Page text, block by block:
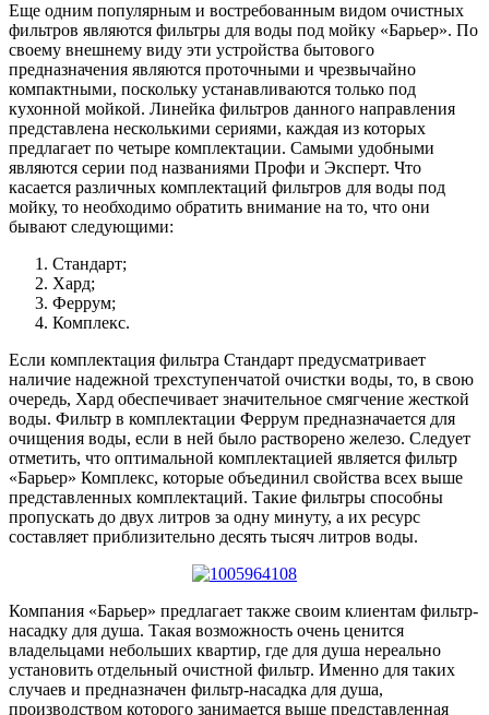
Еще одним популярным и востребованным видом очистных
фильтров являются фильтры для воды под мойку «Барьер». По
своему внешнему виду эти устройства бытового
предназначения являются проточными и чрезвычайно
компактными, поскольку устанавливаются только под
кухонной мойкой. Линейка фильтров данного направления
представлена несколькими сериями, каждая из которых
предлагает по четыре комплектации. Самыми удобными
являются серии под названиями Профи и Эксперт. Что
касается различных комплектаций фильтров для воды под
мойку, то необходимо обратить внимание на то, что они
бывают следующими:
Стандарт;
Хард;
Феррум;
Комплекс.
Если комплектация фильтра Стандарт предусматривает
наличие надежной трехступенчатой очистки воды, то, в свою
очередь, Хард обеспечивает значительное смягчение жесткой
воды. Фильтр в комплектации Феррум предназначается для
очищения воды, если в ней было растворено железо. Следует
отметить, что оптимальной комплектацией является фильтр
«Барьер» Комплекс, которые объединил свойства всех выше
представленных комплектаций. Такие фильтры способны
пропускать до двух литров за одну минуту, а их ресурс
составляет приблизительно десять тысяч литров воды.
Компания «Барьер» предлагает также своим клиентам фильтр-
насадку для душа. Такая возможность очень ценится
владельцами небольших квартир, где для душа нереально
установить отдельный очистной фильтр. Именно для таких
случаев и предназначен фильтр-насадка для душа,
производством которого занимается выше представленная